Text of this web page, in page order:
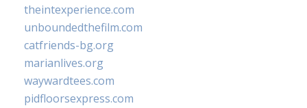
theintexperience.com
unboundedthefilm.com
catfriends-bg.org
marianlives.org
waywardtees.com
pidfloorsexpress.com